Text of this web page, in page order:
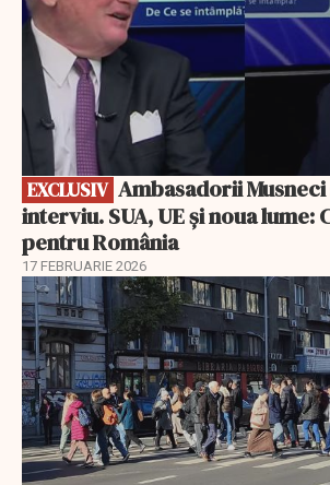
EXCLUSIV
interviu. SUA, UE și noua lume:
pentru România
17 FEBRUARIE 2026